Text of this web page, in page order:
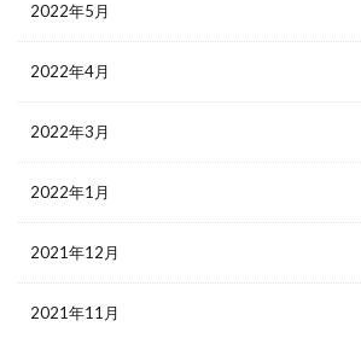
2022年5月
2022年4月
2022年3月
2022年1月
2021年12月
2021年11月